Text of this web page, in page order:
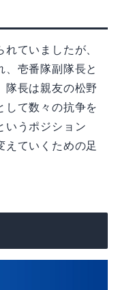
ていましたが、
、壱番隊副隊長と
隊長は親友の松野
して数々の抗争を
いうポジション
えていくための足